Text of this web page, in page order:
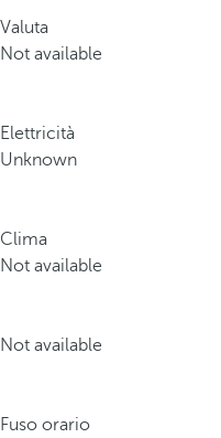
Valuta
Not available
Elettricità
Unknown
Clima
Not available
Not available
Fuso orario